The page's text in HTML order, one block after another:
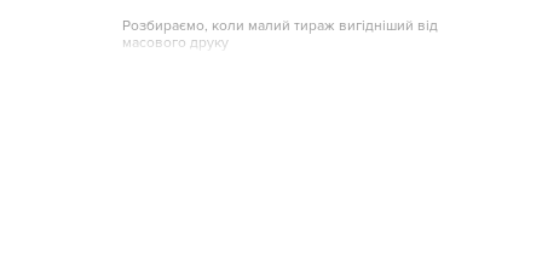
Розбираємо, коли малий тираж вигідніший від
масового друку